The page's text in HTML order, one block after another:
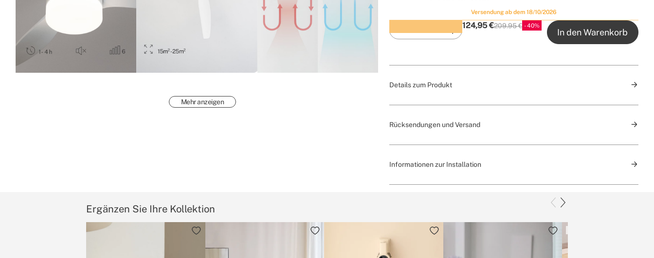
Mehr anzeigen
Versendung ab dem 18/10/2026
Frühbucherrabatt
124,95 €P.V.P
209.95 € 40
In den Warenkorb
Details zum Produkt
Rücksendungen und Versand
Informationen zur Installation
Ergänzen Sie Ihre Kollektion